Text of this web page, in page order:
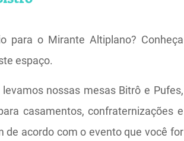
para o Mirante Altiplano? Conheça
espaço.
nossas mesas Bitrô e Pufes,
casamentos, confraternizações e
de acordo com o evento que você for